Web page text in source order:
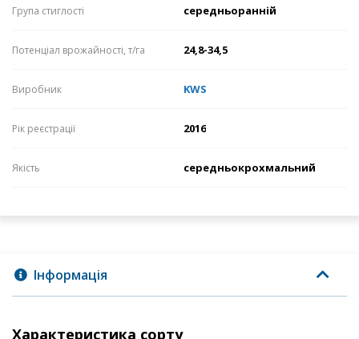
Група стиглості середньоранній
Потенціал врожайності, т/га 24,8-34,5
Виробник KWS
Рік реєстрації 2016
Якість середньокрохмальний
Інформація
Характеристика сорту